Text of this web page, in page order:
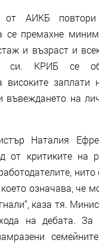
от АИКБ повтори
се премахне
и възраст и
си. КРИБ се
високите заплати
въвеждането на
Наталия
от критиките на
нито
означава, че
каза тя.
на дебата. За